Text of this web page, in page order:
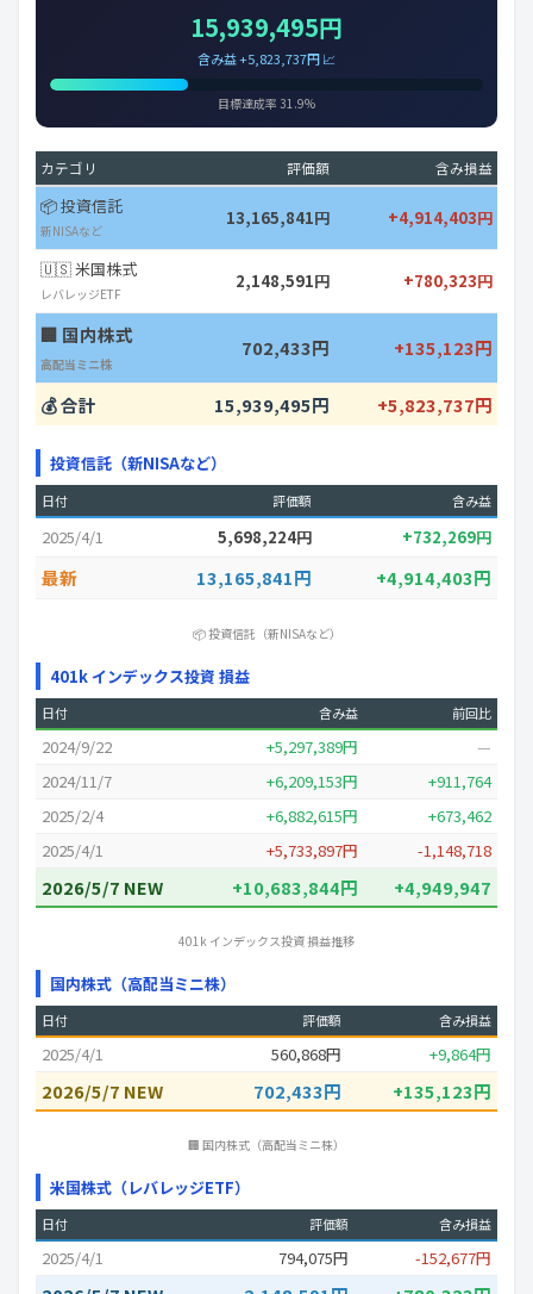
15,939,495円
含み益 +5,823,737円 📈
目標達成率 31.9%
カテゴリ 評価額 含み損益
📦 投資信託
新NISAなど
13,165,841円 +4,914,403円
🇺🇸 米国株式
レバレッジETF
2,148,591円 +780,323円
🏢 国内株式
高配当ミニ株
702,433円 +135,123円
💰 合計 15,939,495円 +5,823,737円
投資信託（新NISAなど）
日付 評価額 含み益
2025/4/1 5,698,224円 +732,269円
最新 13,165,841円 +4,914,403円
📦 投資信託（新NISAなど）
401k インデックス投資 損益
日付 含み益 前回比
2024/9/22 +5,297,389円
—
2024/11/7
+6,209,153円
+911,764
2025/2/4
+6,882,615円
+673,462
2025/4/1
+5,733,897円 -1,148,718
2026/5/7 NEW +10,683,844円 +4,949,947
401k インデックス投資 損益推移
国内株式（高配当ミニ株）
日付 評価額 含み損益
2025/4/1 560,868円 +9,864円
2026/5/7 NEW 702,433円 +135,123円
🏢 国内株式（高配当ミニ株）
米国株式（レバレッジETF）
日付 評価額 含み損益
2025/4/1 794,075円 -152,677円